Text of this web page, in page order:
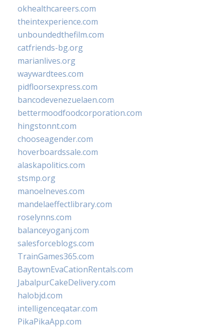
okhealthcareers.com
theintexperience.com
unboundedthefilm.com
catfriends-bg.org
marianlives.org
waywardtees.com
pidfloorsexpress.com
bancodevenezuelaen.com
bettermoodfoodcorporation.com
hingstonnt.com
chooseagender.com
hoverboardssale.com
alaskapolitics.com
stsmp.org
manoelneves.com
mandelaeffectlibrary.com
roselynns.com
balanceyoganj.com
salesforceblogs.com
TrainGames365.com
BaytownEvaCationRentals.com
JabalpurCakeDelivery.com
halobjd.com
intelligenceqatar.com
PikaPikaApp.com